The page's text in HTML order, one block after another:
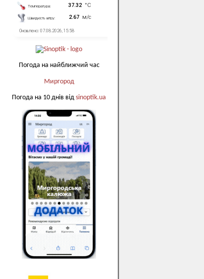
Погода на найближчий час
Миргород
Погода на 10 днів від sinoptik.ua